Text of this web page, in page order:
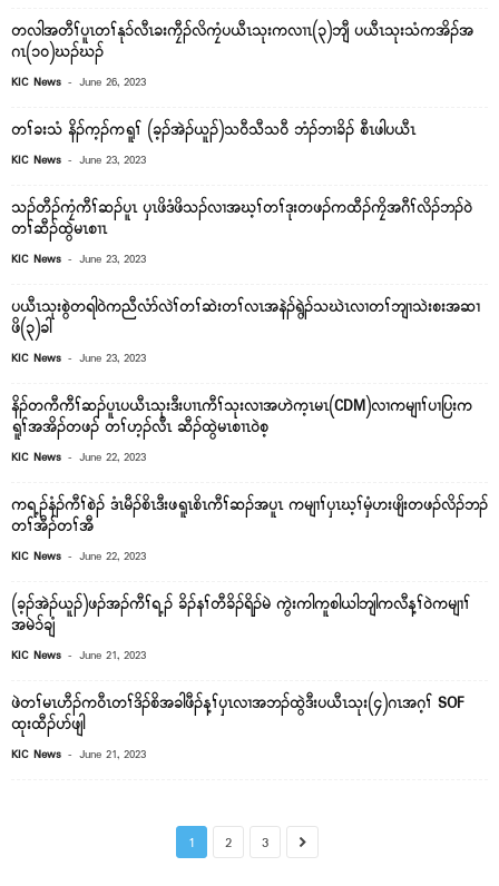
တလါအတီၢ်ပူၤတၢ်နု၁်လီၤခးကၠီၣ်လိကၠံပယီၤသုးကလၢၤ(၃)ဘျီ ပယီၤသုးသံကအိၣ်အ
ဂၤ(၁၀)ဃၣ်ဃၣ်
KIC News - June 26, 2023
တၢ်ခးသံ နိၣ်က့ၣ်ကရူၢ် (ခ့ၣ်အဲၣ်ယူၣ်)သ၀ီသီသ၀ီ ဘံၣ်ဘၢခိၣ် စီၤဖါပယီၤ
KIC News - June 23, 2023
သၣ်တီၣ်ကၠံကီၢ်ဆၣ်ပူၤ ၦၤဖိဒံဖိသၣ်လၢအဃ့ၢ်တၢ်ဒုးတဖၣ်ကထီၣ်ကၠိအဂီၢ်လိၣ်ဘၣ်၀ဲ
တၢ်ဆီၣ်ထွဲမၤစၢၤ
KIC News - June 23, 2023
ပယီၤသုးစွဲတရါ၀ဲကညီလံာ်လဲၢ်တၢ်ဆဲးတၢ်လၤအနဲၣ်ရွဲၣ်သဃဲၤလၢတၢ်ဘျၢသဲးစးအဆၢ
ဖိ(၃)ခါ
KIC News - June 23, 2023
နိၣ်တကီကီၢ်ဆၣ်ပူၤပယီၤသုးဒီးပၢၤကီၢ်သုးလၢအဟဲက့ၤမၤ(CDM)လၢကမျၢၢ်ပၢပြးက
ရူၢ်အအိၣ်တဖၣ် တၢ်ဟ့ၣ်လီၤ ဆီၣ်ထွဲမၤစၢၤ၀ဲစ့
KIC News - June 22, 2023
ကရ့ၣ်နံၣ်ကီၢ်စဲၣ် ဒံၤမီၣ်စိၤဒီးဖရူၤစိၤကီၢ်ဆၣ်အပူၤ ကမျၢၢ်ၦၤဃ့ၢ်မှံဟးဖျိးတဖၣ်လိၣ်ဘၣ်
တၢ်အီၣ်တၢ်အီ
KIC News - June 22, 2023
(ခ့ၣ်အဲၣ်ယူၣ်)ဖၣ်အၣ်ကီၢ်ရ့ၣ် ခိၣ်နၢ်တီခိၣ်ရိၣ်မဲ ကွဲးကါကူစါယါဘျါကလီန့ၢ်၀ဲကမျၢၢ်
အမဲ၁်ချံ
KIC News - June 21, 2023
ဖဲတၢ်မၤဟီၣ်က၀ီၤတၢ်ဒိၣ်စိအခါဖီၣ်န့ၢ်ၦၤလၢအဘၣ်ထွဲဒီးပယီၤသုး(၄)ဂၤအဂ့ၢ် SOF
ထုးထီၣ်ပာ်ဖျါ
KIC News - June 21, 2023
1 2 3